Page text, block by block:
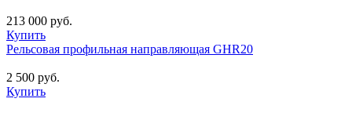
213 000 руб.
Купить
Рельсовая профильная направляющая GHR20
2 500 руб.
Купить